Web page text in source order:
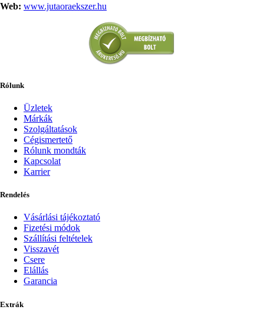
Web: www.jutaoraekszer.hu
Rólunk
Üzletek
Márkák
Szolgáltatások
Cégismertető
Rólunk mondták
Kapcsolat
Karrier
Rendelés
Vásárlási tájékoztató
Fizetési módok
Szállítási feltételek
Visszavét
Csere
Elállás
Garancia
Extrák